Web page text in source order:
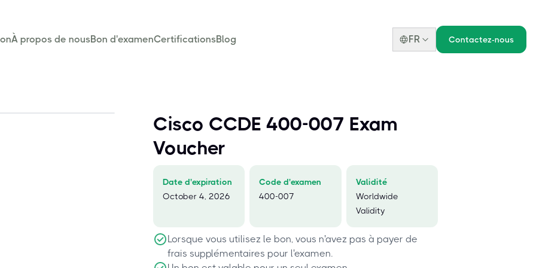
À propos de nousBon d'examenCertificationsBlog FR Contactez-nous
Cisco CCDE 400-007 Exam
Voucher
Date d'expiration
October 4, 2026
Code d'examen
400-007
Validité
Worldwide
Validity
Lorsque vous utilisez le bon, vous n'avez pas à payer de
frais supplémentaires pour l'examen.